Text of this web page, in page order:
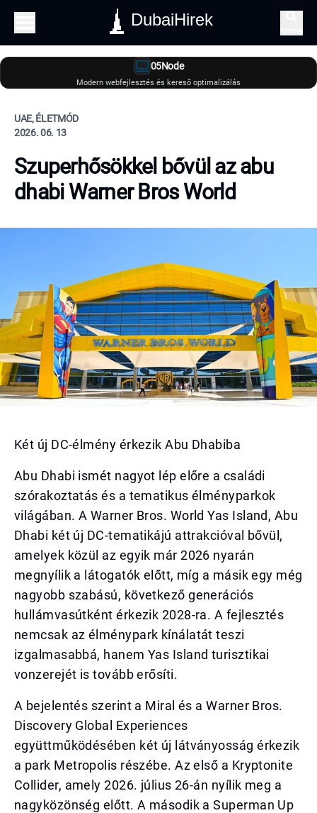
DubaiHirek
05Node
Modern webfejlesztés és kereső optimalizálás
UAE, ÉLETMÓD
2026. 06. 13
Szuperhősökkel bővül az abu
dhabi Warner Bros World
Két új DC-élmény érkezik Abu Dhabiba
Abu Dhabi ismét nagyot lép előre a családi
szórakoztatás és a tematikus élményparkok
világában. A Warner Bros. World Yas Island, Abu
Dhabi két új DC-tematikájú attrakcióval bővül,
amelyek közül az egyik már 2026 nyarán
megnyílik a látogatók előtt, míg a másik egy még
nagyobb szabású, következő generációs
hullámvasútként érkezik 2028-ra. A fejlesztés
nemcsak az élménypark kínálatát teszi
izgalmasabbá, hanem Yas Island turisztikai
vonzerejét is tovább erősíti.
A bejelentés szerint a Miral és a Warner Bros.
Discovery Global Experiences
együttműködésében két új látványosság érkezik
a park Metropolis részébe. Az első a Kryptonite
Collider, amely 2026. július 26-án nyílik meg a
nagyközönség előtt. A második a Superman Up